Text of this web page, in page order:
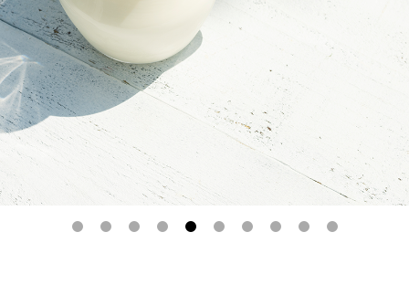
用
し
た
カ
プ
ア
イ
ス。
使
用
し、
ル
オ
特
製
の
生
ク
リ
ー
掛
け
合